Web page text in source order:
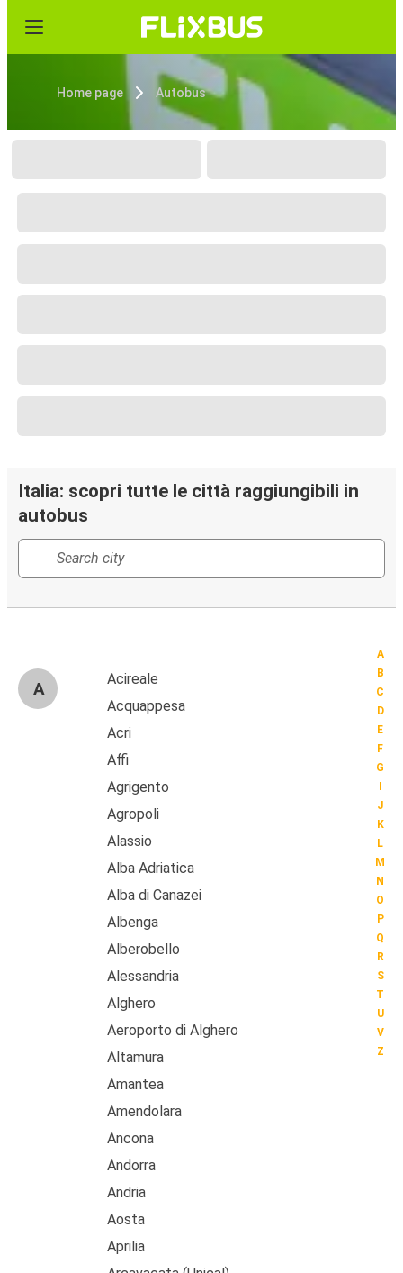
Home page Autobus
Italia: scopri tutte le città raggiungibili in
autobus
A
B
C
D
E
F
G
J
K
L
M
N
O
P
Q
R
S
T
U
V
Z
A
Acireale
Acquappesa
Acri
Affi
Agrigento
Agropoli
Alassio
Alba Adriatica
Alba di Canazei
Albenga
Alberobello
Alessandria
Alghero
Aeroporto di Alghero
Altamura
Amantea
Amendolara
Ancona
Andorra
Andria
Aosta
Aprilia